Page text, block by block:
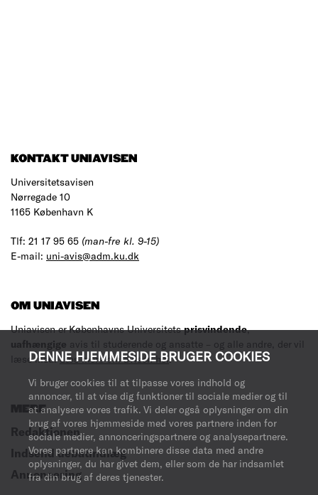
DENNE HJEMMESIDE BRUGER COOKIES
Vi bruger cookies til at tilpasse vores indhold og
annoncer, til at vise dig funktioner til sociale medier og til
at analysere vores trafik. Vi deler også oplysninger om din
brug af vores hjemmeside med vores partnere inden for
sociale medier, annonceringspartnere og analysepartnere.
Vores partnere kan kombinere disse data med andre
oplysninger, du har givet dem, eller som de har indsamlet
fra din brug af deres tjenester.
KONTAKT UNIAVISEN
Universitetsavisen
Nørregade 10
1165 København K
Tlf: 21 17 95 65 (man-fre kl. 9-15)
E-mail: uni-avis@adm.ku.dk
OM UNIAVISEN
Uniavisen er Københavns Universitetsprisvindende,
uafhængige avis til studerende og ansatte – og alle andre, der vil
læse med.Læs mere om avisen her.
MERE
Redaktionen
Indsend debatindlæg
Annoncering